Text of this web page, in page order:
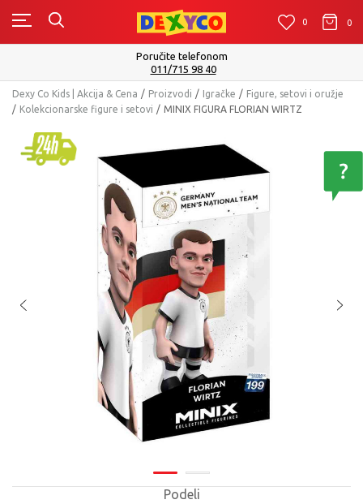
0 0 0
Poručite telefonom
011/715 98 40
Dexy Co Kids | Akcija & Cena Proizvodi Igračke
Figure, setovi i oružje
Kolekcionarske figure i setovi
MINIX FIGURA FLORIAN WIRTZ
Podeli